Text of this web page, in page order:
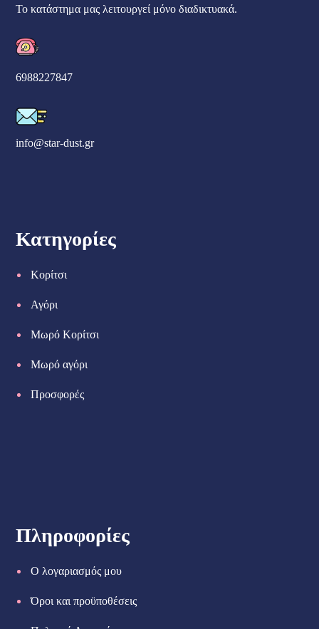
Το κατάστημα μας λειτουργεί μόνο διαδικτυακά.
6988227847
info@star-dust.gr
Κατηγορίες
Κορίτσι
Αγόρι
Μωρό Κορίτσι
Μωρό αγόρι
Προσφορές
Πληροφορίες
Ο λογαριασμός μου
Όροι και προϋποθέσεις